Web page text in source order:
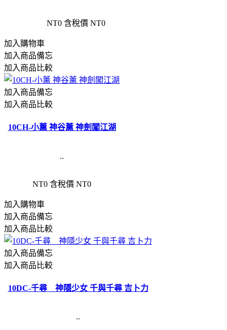
NT0 含稅價 NT0
加入購物車
加入商品備忘
加入商品比較
加入商品備忘
加入商品比較
10CH-小薰 神谷薰 神劍闖江湖
..
NT0 含稅價 NT0
加入購物車
加入商品備忘
加入商品比較
加入商品備忘
加入商品比較
10DC-千尋 神隱少女 千與千尋 吉卜力
..